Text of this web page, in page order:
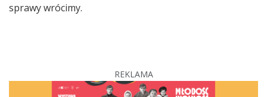
sprawy wrócimy.
REKLAMA